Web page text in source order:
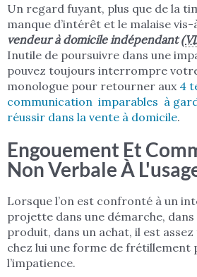
Un regard fuyant, plus que de la
manque d’intérêt et le malaise
vendeur à domicile indépendant (
Inutile de poursuivre dans une
pouvez toujours interrompre
monologue pour retourner aux 4
communication imparables à
réussir dans la vente à domicile.
Engouement Et
Non Verbale À
Lorsque l’on est confronté à un
projette dans une démarche, dans
produit, dans un achat, il est
chez lui une forme de frétillement
l’impatience.